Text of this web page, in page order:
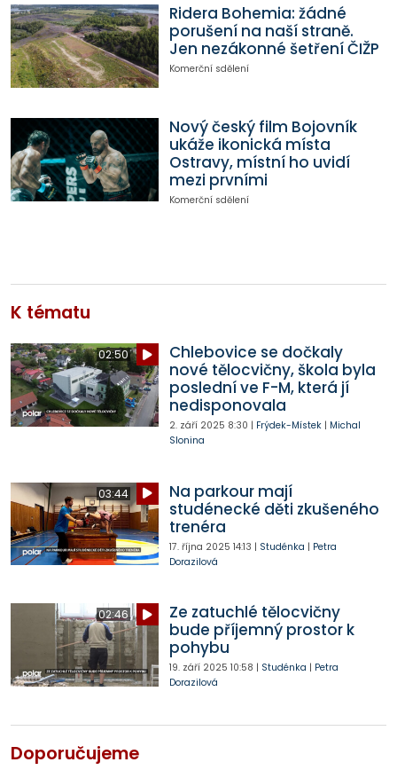
Ridera Bohemia: žádné
porušení na naší straně.
Jen nezákonné šetření ČIŽP
Komerční sdělení
Nový český film Bojovník
ukáže ikonická místa
Ostravy, místní ho uvidí
mezi prvními
Komerční sdělení
K tématu
02:50
Chlebovice se dočkaly
nové tělocvičny, škola byla
poslední ve F-M, která jí
nedisponovala
2. září 2025 8:30 | Frýdek-Místek| Michal
Slonina
03:44
Na parkour mají
studénecké děti zkušeného
trenéra
17. října 2025 14:13 | Studénka | Petra
Dorazilová
02:46
Ze zatuchlé tělocvičny
bude příjemný prostor k
pohybu
19. září 2025 10:58 | Studénka | Petra
Dorazilová
Doporučujeme